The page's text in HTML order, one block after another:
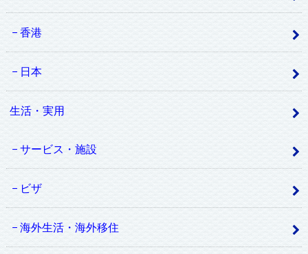
香港
日本
生活・実用
サービス・施設
ビザ
海外生活・海外移住